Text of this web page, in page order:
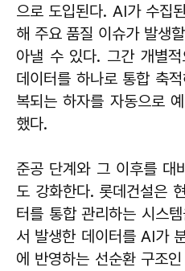
으로 도입된다. AI가 수집
해 주요 품질 이슈가 발생
아낼 수 있다. 그간 개별
데이터를 하나로 통합 축
복되는 하자를 자동으로
했다.
준공 단계와 그 이후를 대
도 강화한다. 롯데건설은
터를 통합 관리하는 시스
서 발생한 데이터를 AI가
에 반영하는 선순환 구조인